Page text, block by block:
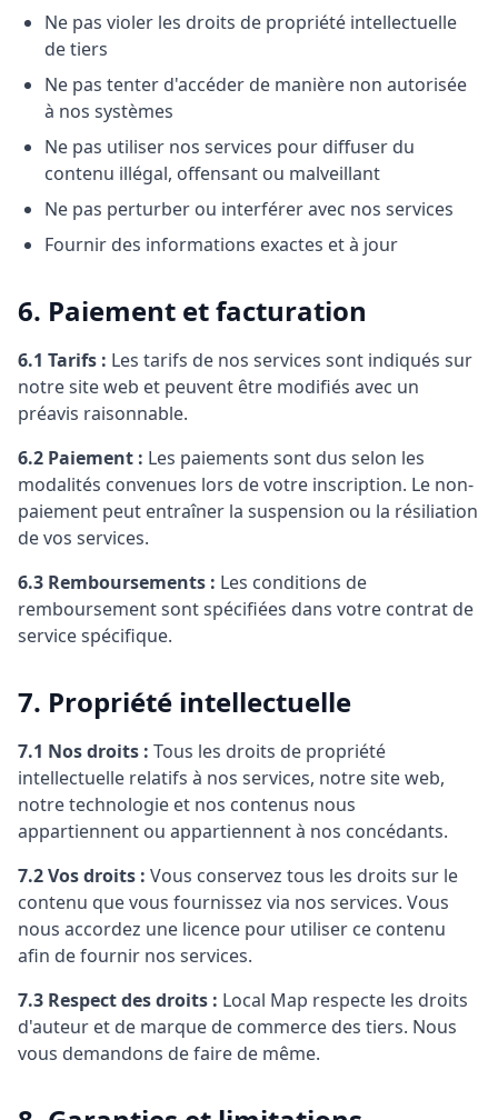
Ne pas violer les droits de propriété intellectuelle
de tiers
Ne pas tenter d'accéder de manière non autorisée
à nos systèmes
Ne pas utiliser nos services pour diffuser du
contenu illégal, offensant ou malveillant
Ne pas perturber ou interférer avec nos services
Fournir des informations exactes et à jour
6. Paiement et facturation
6.1 Tarifs : Les tarifs de nos services sont indiqués sur
notre site web et peuvent être modifiés avec un
préavis raisonnable.
6.2 Paiement : Les paiements sont dus selon les
modalités convenues lors de votre inscription. Le non-
paiement peut entraîner la suspension ou la résiliation
de vos services.
6.3 Remboursements : Les conditions de
remboursement sont spécifiées dans votre contrat de
service spécifique.
7. Propriété intellectuelle
7.1 Nos droits : Tous les droits de propriété
intellectuelle relatifs à nos services, notre site web,
notre technologie et nos contenus nous
appartiennent ou appartiennent à nos concédants.
7.2 Vos droits : Vous conservez tous les droits sur le
contenu que vous fournissez via nos services. Vous
nous accordez une licence pour utiliser ce contenu
afin de fournir nos services.
7.3 Respect des droits : Local Map respecte les droits
d'auteur et de marque de commerce des tiers. Nous
vous demandons de faire de même.